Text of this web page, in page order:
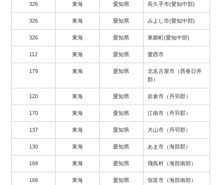
326 東海 愛知県 長久手市(愛知中部)
326 東海 愛知県 みよし市(愛知中部)
326 東海 愛知県 東郷町(愛知中部)
112 東海 愛知県 愛西市
179 東海 愛知県
北名古屋市（西春日井
郡）
120 東海 愛知県 岩倉市（丹羽郡）
170 東海 愛知県 江南市（丹羽郡）
137 東海 愛知県 犬山市（丹羽郡）
130 東海 愛知県 あま市（海部郡）
168 東海 愛知県 飛島村（海部南部）
168 東海 愛知県 弥富市（海部南部）